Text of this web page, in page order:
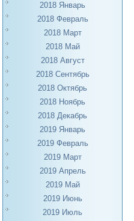
2018 Январь
2018 Февраль
2018 Март
2018 Май
2018 Август
2018 Сентябрь
2018 Октябрь
2018 Ноябрь
2018 Декабрь
2019 Январь
2019 Февраль
2019 Март
2019 Апрель
2019 Май
2019 Июнь
2019 Июль